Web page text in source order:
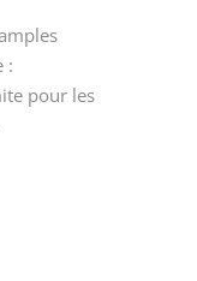
:
pour les